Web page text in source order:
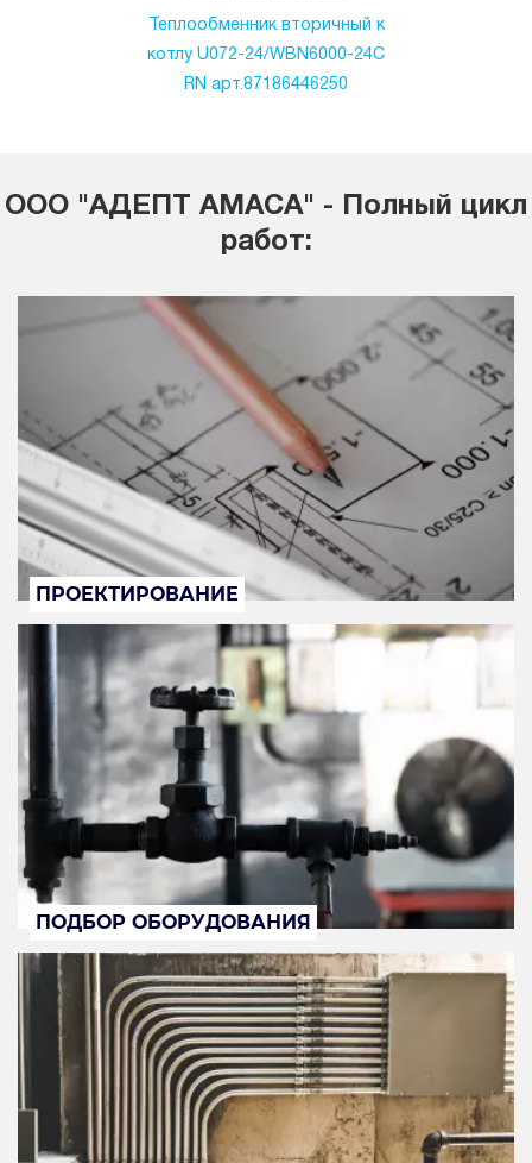
Теплообменник вторичный к
котлу U072-24/WBN6000-24C
RN арт.87186446250
ООО "АДЕПТ АМАСА" - Полный цикл
работ:
ПРОЕКТИРОВАНИЕ
ПОДБОР ОБОРУДОВАНИЯ